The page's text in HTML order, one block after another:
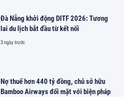
Đà Nẵng khởi động DITF 2026: Tương
lai du lịch bắt đầu từ kết nối
3 ngày trước
Nợ thuế hơn 440 tỷ đồng, chủ sở hữu
Bamboo Airways đối mặt với biện pháp